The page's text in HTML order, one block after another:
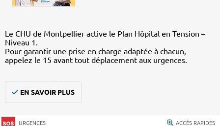
Le CHU de Montpellier active le Plan Hôpital en Tension –
Niveau 1.
Pour garantir une prise en charge adaptée à chacun,
appelez le 15 avant tout déplacement aux urgences.
EN SAVOIR PLUS
URGENCES ACCÈS RAPIDES